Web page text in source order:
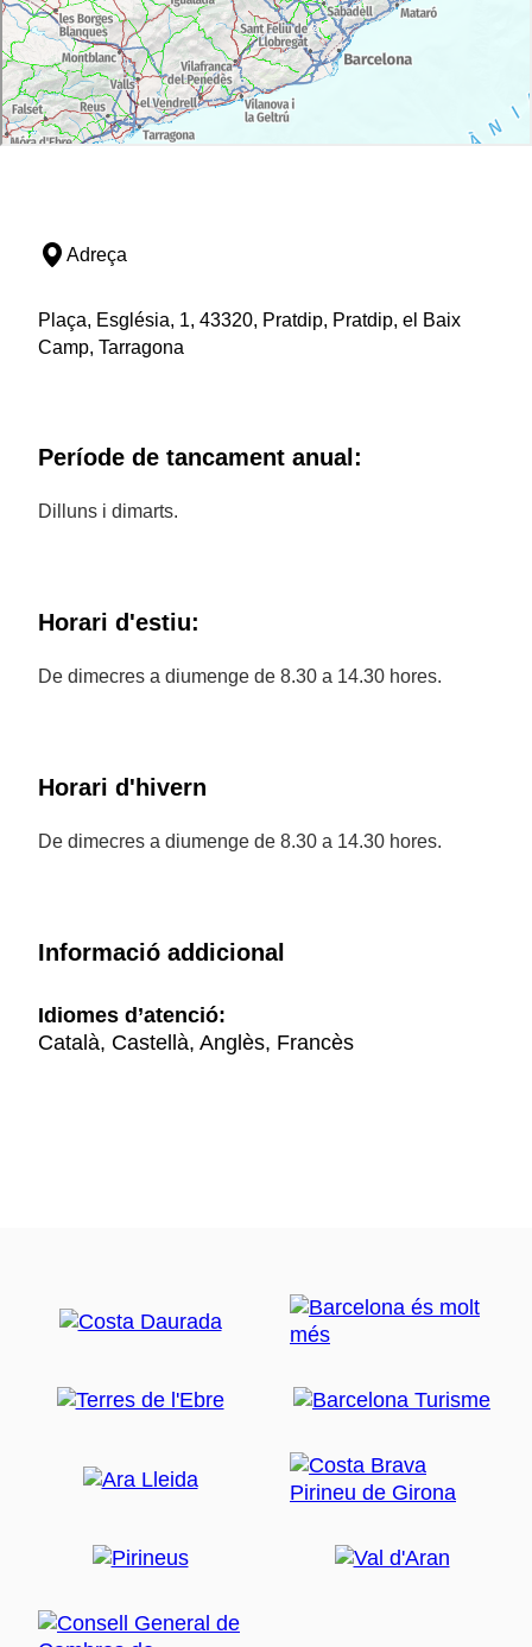
Adreça
Plaça, Església, 1, 43320, Pratdip, Pratdip, el Baix
Camp, Tarragona
Període de tancament anual:
Dilluns i dimarts.
Horari d'estiu:
De dimecres a diumenge de 8.30 a 14.30 hores.
Horari d'hivern
De dimecres a diumenge de 8.30 a 14.30 hores.
Informació addicional
Idiomes d’atenció:
Català, Castellà, Anglès, Francès